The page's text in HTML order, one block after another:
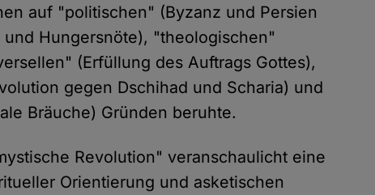
auf "politischen" (Byzanz und Persien
Hungersnöte), "theologischen"
(Erfüllung des Auftrags Gottes),
gegen Dschihad und Scharia) und
Bräuche) Gründen beruhte.
Revolution" veranschaulicht eine
Orientierung und asketischen